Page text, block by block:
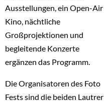
Ausstellungen, ein Open-Air
Kino, nächtliche
Großprojektionen und
begleitende Konzerte
ergänzen das Programm.
Die Organisatoren des Foto
Fests sind die beiden Lautrer